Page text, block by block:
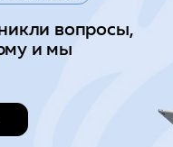
вопросы,
и мы